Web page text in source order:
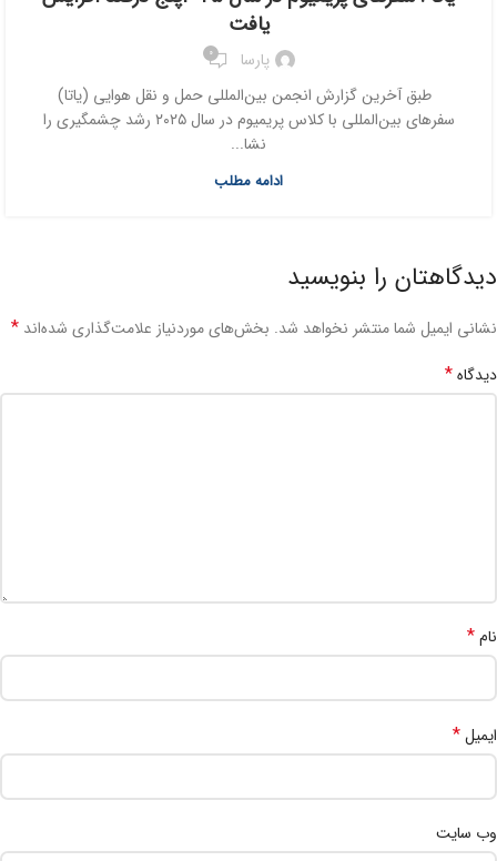
یافت
پارسا 0
طبق آخرین گزارش انجمن بین‌المللی حمل و نقل هوایی (یاتا)
سفرهای بین‌المللی با کلاس پریمیوم در سال ۲۰۲۵ رشد چشمگیری را
نشا...
ادامه مطلب
دیدگاهتان را بنویسید
نشانی ایمیل شما منتشر نخواهد شد. بخش‌های موردنیاز علامت‌گذاری شده‌اند *
دیدگاه*
نام*
ایمیل*
وب‌ سایت